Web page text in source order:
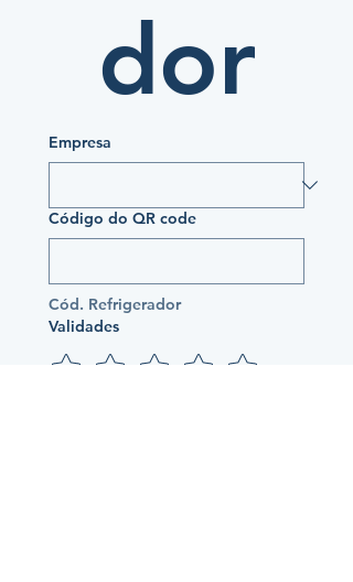
dor
Empresa
Código do QR code
Cód. Refrigerador
Validades